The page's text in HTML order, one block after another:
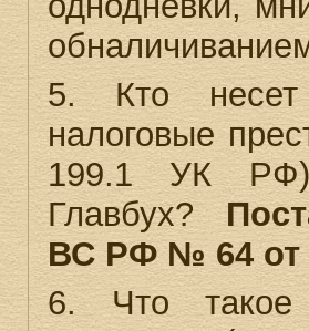
5. Кто несет
налоговые
199.1 УК РФ).
Главбух?
ВС РФ № 64 от
6. Что такое